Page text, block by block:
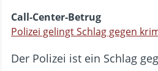
Call-Center-Betrug
Polizei gelingt Schlag gegen
Der Polizei ist ein Schlag